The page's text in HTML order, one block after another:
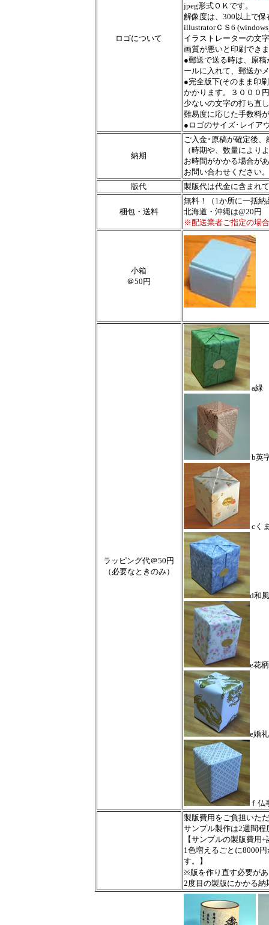
ロゴについて
jpeg形式ＯＫです。
解像度は、300以上で
illustratorＣＳ6
イラストレーターの文
画質が悪いと印刷でき
●郵送で送る時は、原
ールに入れて、郵送か
●完全版下(そのまま印
かかります。３０００
少ないの文字の打ち直
難易度に応じた手数料
●ロゴのサイズ･レイア
納期
ご入金･原稿が確定後、
（時期や、数量により
お時間がかかる場合が
お問い合わせください。
版代
製版代は代金に含まれ
梱包・送料
無料！
（1か所に一括
北海道・沖縄は@20円
※配送業者ご指定の場
小箱
＠50円
ラッピング代＠50円
（必要なときのみ）
a緑
b英
cく
d和
e花柄
e婚
ｆ仏
製版費用をご負担いた
サンプル製作は2週間程
【サンプルの製版費
1色増えるごとに8000
す。】
※版を作り直す必要が
2度目の製版にかかる納